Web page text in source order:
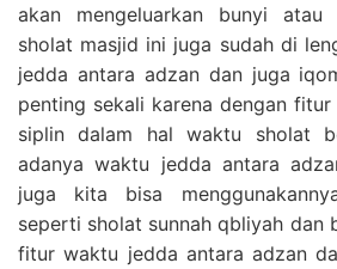
akan mengeluarkan bunyi
sholat masjid ini juga sudah di
jedda antara adzan dan juga
penting sekali karena dengan
siplin dalam hal waktu sholat
adanya waktu jedda antara
juga kita bisa
seperti sholat sunnah qbliyah dan
fitur waktu jedda antara adzan